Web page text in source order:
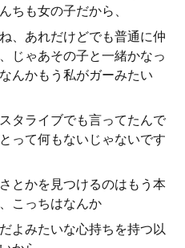
ちも女の子だから、
、あれだけどでも普通に仲
じゃあその子と一緒かなっ
んかもう私がガーみたい
タライブでも言ってたんで
って何もないじゃないです
とかを見つけるのはもう本
こっちはなんか
よみたいな心持ちを持つ以